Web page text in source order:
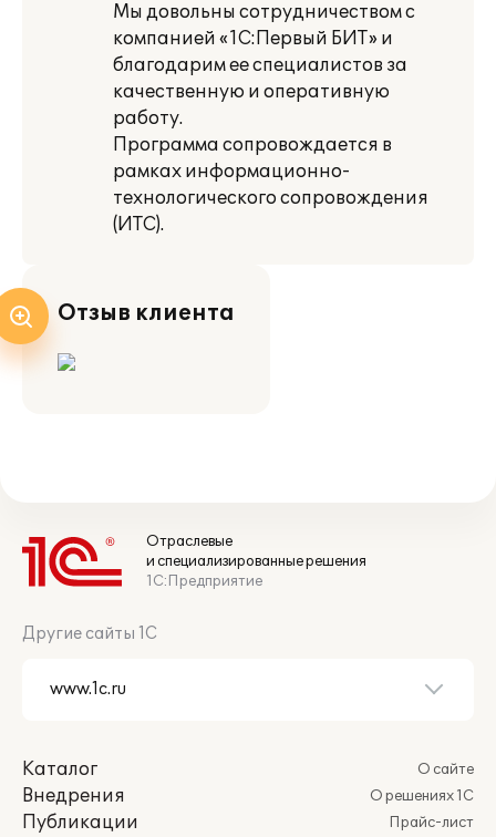
Мы довольны сотрудничеством с
компанией «1С:Первый БИТ» и
благодарим ее специалистов за
качественную и оперативную
работу.
Программа сопровождается в
рамках информационно-
технологического сопровождения
(ИТС).
Отзыв клиента
Отраслевые
и специализированные решения
1С:Предприятие
Другие сайты 1С
Каталог
Внедрения
Публикации
О сайте
О решениях 1С
Прайс-лист